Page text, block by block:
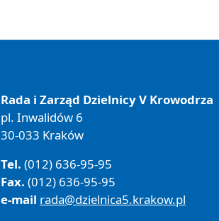
Rada i Zarząd Dzielnicy V Krowodrza
pl. Inwalidów 6
30-033 Kraków
Tel. (012) 636-95-95
Fax. (012) 636-95-95
e-mail rada@dzielnica5.krakow.pl